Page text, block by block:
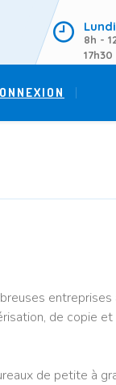
8h -
17h30
de copie
de petite à